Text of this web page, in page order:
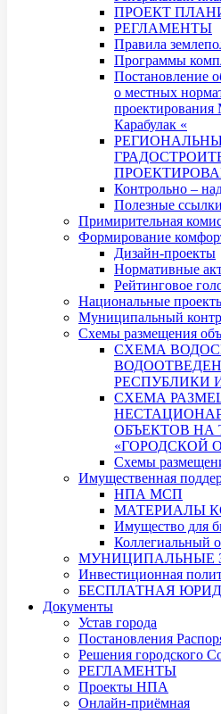
ПРОЕКТ
РЕГЛАМЕНТЫ
Правила
Программы
Постановление
о местных
проектирования
Карабулак «
Контрольно –
Полезные ссылки
Примирительная
Формирование
Дизайн-проекты
Нормативные
Рейтинговое
Национальные
Муниципальный
Схемы размещения
СХЕМА
РЕСПУБЛИКИ
СХЕМА
ОБЪЕКТОВ НА
«ГОРОДСКОЙ
Схемы
Имущественная
НПА МСП
МАТЕРИАЛЫ
Имущество для
Коллегиальный
МУНИЦИПАЛЬНЫЕ
Инвестиционная
БЕСПЛАТНАЯ
Документы
Устав города
Постановления
Решения городского
РЕГЛАМЕНТЫ
Проекты НПА
Онлайн-приёмная